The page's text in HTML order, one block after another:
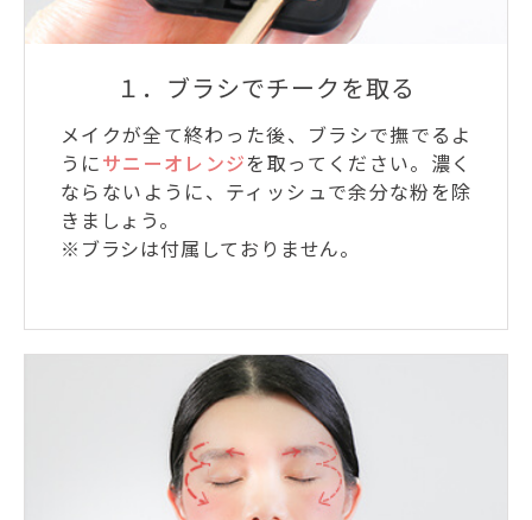
１．ブラシでチークを取る
メイクが全て終わった後、ブラシで撫でるよ
うにサニーオレンジを取ってください。濃く
ならないように、ティッシュで余分な粉を除
きましょう。
※ブラシは付属しておりません。